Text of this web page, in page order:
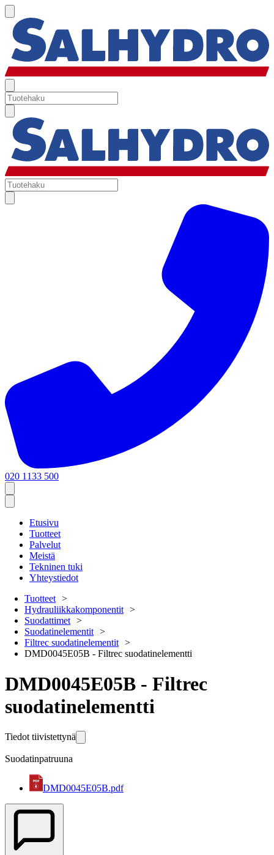
020 1133 500
Etusivu
Tuotteet
Palvelut
Meistä
Tekninen tuki
Yhteystiedot
Tuotteet
Hydrauliikkakomponentit
Suodattimet
Suodatinelementit
Filtrec suodatinelementit
DMD0045E05B - Filtrec suodatinelementti
DMD0045E05B - Filtrec
suodatinelementti
Tiedot tiivistettynä
Suodatinpatruuna
DMD0045E05B.pdf